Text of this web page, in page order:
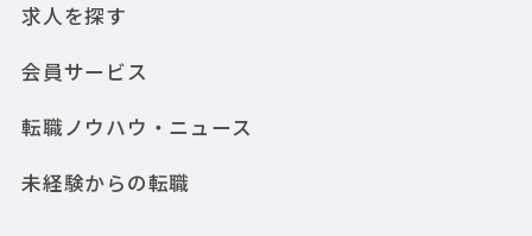
求人を探す
会員サービス
転職ノウハウ・ニュース
未経験からの転職